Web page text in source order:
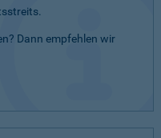
Dann empfehlen wir